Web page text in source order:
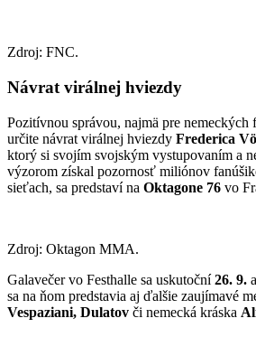
Zdroj: FNC.
Návrat virálnej hviezdy
Pozitívnou správou, najmä pre
určite návrat virálnej hviezdy Frederica
ktorý si svojím svojským vystupovaním a
výzorom získal pozornosť miliónov
sieťach, sa predstaví na Oktagone 76 vo
Zdroj: Oktagon MMA.
Galavečer vo Festhalle sa uskutoční26. 9.
sa na ňom predstavia aj ďalšie zaujímavé
Vespaziani, Dulatov či nemecká kráska